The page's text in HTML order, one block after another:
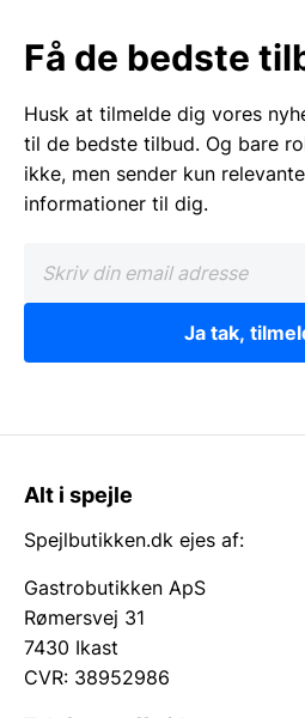
Få de bedste
Husk at tilmelde dig vores
til de bedste tilbud. Og bare
ikke, men sender kun
informationer til dig.
Ja tak,
Alt i spejle
Spejlbutikken.dk ejes af:
Gastrobutikken ApS
Rømersvej 31
7430 Ikast
CVR: 38952986